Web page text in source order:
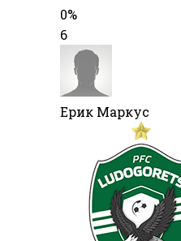
0%
6
Ерик Маркус